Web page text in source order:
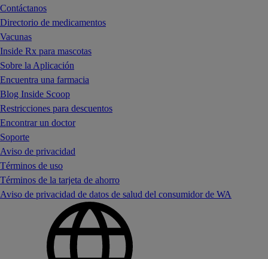
Contáctanos
Directorio de medicamentos
Vacunas
Inside Rx para mascotas
Sobre la Aplicación
Encuentra una farmacia
Blog Inside Scoop
Restricciones para descuentos
Encontrar un doctor
Soporte
Aviso de privacidad
Términos de uso
Términos de la tarjeta de ahorro
Aviso de privacidad de datos de salud del consumidor de WA